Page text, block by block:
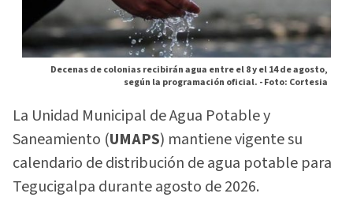
Decenas de colonias recibirán agua entre el 8 y el 14 de agosto,
según la programación oficial. -Foto: Cortesia
La Unidad Municipal de Agua Potable y
Saneamiento (UMAPS) mantiene vigente su
calendario de distribución de agua potable para
Tegucigalpa durante agosto de 2026.